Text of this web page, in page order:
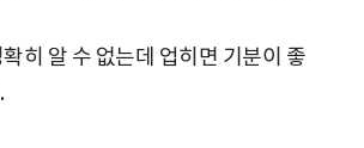
히 알 수 없는데 업히면 기분이 좋